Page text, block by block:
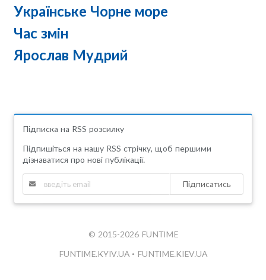
Українське Чорне море
Час змін
Ярослав Мудрий
Підписка на RSS розсилку
Підпишіться на нашу RSS стрічку, щоб першими
дізнаватися про нові публікації.
Підписатись
© 2015-2026 FUNTIME
FUNTIME.KYIV.UA • FUNTIME.KIEV.UA